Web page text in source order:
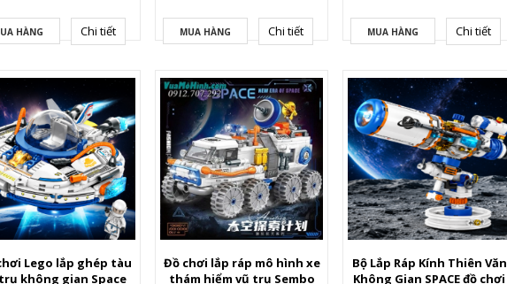
HÀNG Chi tiết MUA HÀNG Chi tiết MUA HÀNG Chi tiết
Lego lắp ghép tàu
không gian Space
Đồ chơi lắp ráp mô hình xe
thám hiểm vũ trụ Sembo
Bộ Lắp Ráp Kính Thiên Văn
Không Gian SPACE đồ chơi